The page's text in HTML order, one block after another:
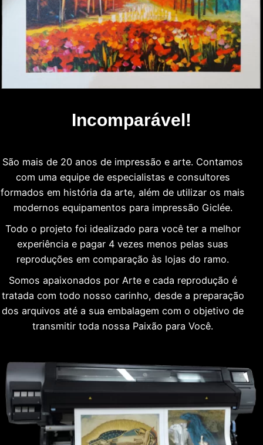
Incomparável!
São mais de 20 anos de impressão e arte. Contamos
com uma equipe de especialistas e consultores
formados em história da arte, além de utilizar os mais
modernos equipamentos para impressão Giclée.
Todo o projeto foi idealizado para você ter a melhor
experiência e pagar 4 vezes menos pelas suas
reproduções em comparação às lojas do ramo.
Somos apaixonados por Arte e cada reprodução é
tratada com todo nosso carinho, desde a preparação
dos arquivos até a sua embalagem com o objetivo de
transmitir toda nossa Paixão para Você.